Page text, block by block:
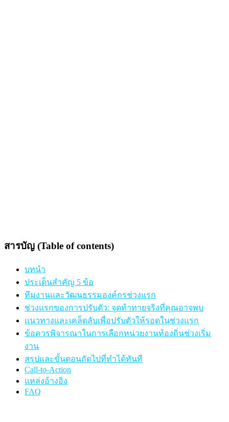
สารบัญ (Table of contents)
บทนำ
ประเด็นสำคัญ 5 ข้อ
ทีมงานและวัฒนธรรมองค์กรช่วงแรก
ช่วงแรกของการปรับตัว: จุดท้าทายจริงที่คุณอาจพบ
แนวทางและเคล็ดลับเพื่อปรับตัวให้รอดในช่วงแรก
ข้อควรพิจารณาในการเลือกหน่วยงานท้องถิ่นช่วงเริ่ม
งาน
สรุปและขั้นตอนถัดไปที่ทำได้ทันที
Call-to-Action
แหล่งอ้างอิง
FAQ